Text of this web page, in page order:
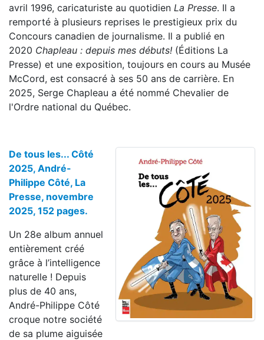
avril 1996, caricaturiste au quotidien La Presse. Il a
remporté à plusieurs reprises le prestigieux prix du
Concours canadien de journalisme. Il a publié en
2020 Chapleau : depuis mes débuts! (Éditions La
Presse) et une exposition, toujours en cours au Musée
McCord, est consacré à ses 50 ans de carrière. En
2025, Serge Chapleau a été nommé Chevalier de
l'Ordre national du Québec.
De tous les... Côté
2025, André-
Philippe Côté, La
Presse, novembre
2025, 152 pages.
Un 28e album annuel
entièrement créé
grâce à l’intelligence
naturelle ! Depuis
plus de 40 ans,
André-Philippe Côté
croque notre société
de sa plume aiguisée